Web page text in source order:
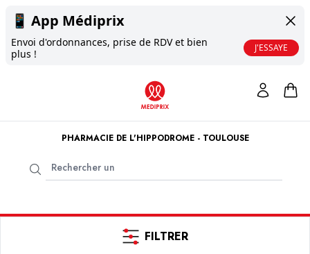
📱 App Médiprix
Envoi d'ordonnances, prise de RDV et bien
plus !
J'ESSAYE
PHARMACIE DE L'HIPPODROME - TOULOUSE
FILTRER